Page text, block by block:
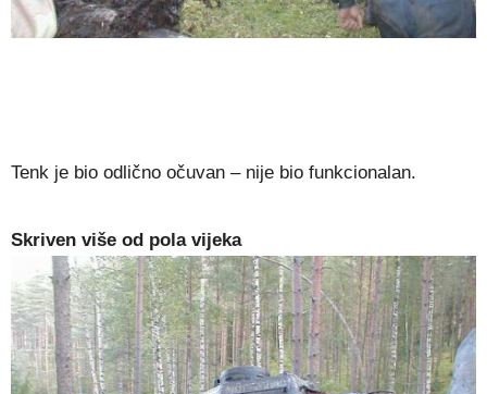
Tenk je bio odlično očuvan – nije bio funkcionalan.
Skriven više od pola vijeka